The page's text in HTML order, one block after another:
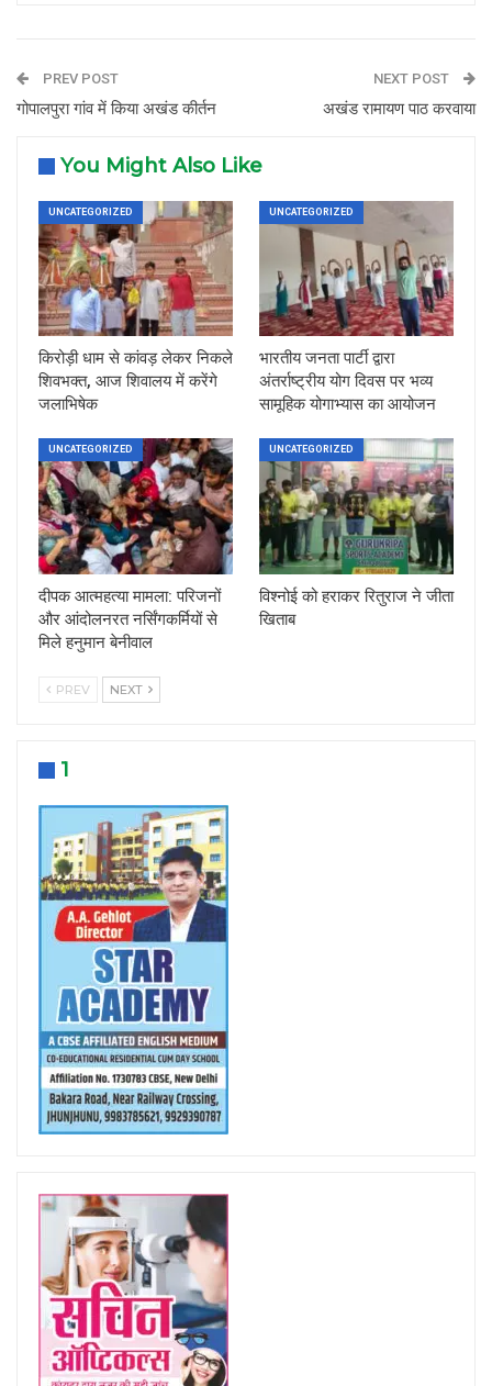
PREV POST
गोपालपुरा गांव में किया अखंड कीर्तन
NEXT POST
अखंड रामायण पाठ करवाया
You Might Also Like
UNCATEGORIZED
किरोड़ी धाम से कांवड़ लेकर निकले
शिवभक्त, आज शिवालय में करेंगे
जलाभिषेक
UNCATEGORIZED
भारतीय जनता पार्टी द्वारा
अंतर्राष्ट्रीय योग दिवस पर भव्य
सामूहिक योगाभ्यास का आयोजन
UNCATEGORIZED
दीपक आत्महत्या मामला: परिजनों
और आंदोलनरत नर्सिंगकर्मियों से
मिले हनुमान बेनीवाल
UNCATEGORIZED
विश्नोई को हराकर रितुराज ने जीता
खिताब
PREV NEXT
1